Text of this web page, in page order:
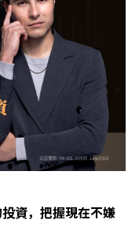
資，把握現在不嫌